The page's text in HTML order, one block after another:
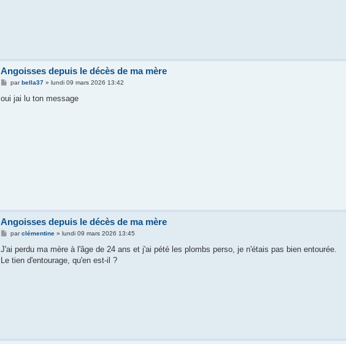
Angoisses depuis le décès de ma mère
M
s
parbella37» lundi 09 mars 2026 13:42
oui jai lu ton message
Angoisses depuis le décès de ma mère
M
s
a
parclémentine» lundi 09 mars 2026 13:45
J'ai perdu ma mère à l'âge de 24 ans et j'ai pété les plombs perso, je n'étais pas bien entourée.
Le tien d'entourage, qu'en est-il ?